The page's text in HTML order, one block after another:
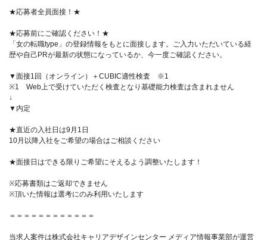
★応募者全員面接！★
★応募前にご確認ください！★
「女の転職type」の登録情報をもとに面接します。ご入力いただいている経
歴や自己PRが最新の状態になっているか、今一度ご確認ください。
▼面接1回（オンライン）＋CUBIC適性検査 ※1
※1 Web上で受けていただく検査となり基礎能力検査は含まれません
↓
▼内定
★直近の入社日は9月1日
10月以降入社をご希望の場合はご相談ください
★面接日はできる限りご希望にそえるよう調整いたします！
※応募書類はご返却できません
※頂いた情報は選考にのみ利用いたします
＝＝＝＝＝＝＝＝＝＝＝＝
当求人案件は株式会社キャリアデザインセンター メディア情報事業部が運営